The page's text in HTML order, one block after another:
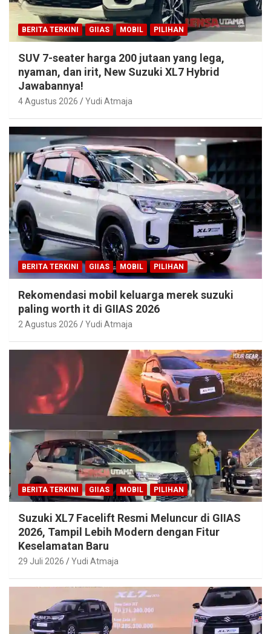
BERITA TERKINI GIIAS MOBIL PILIHAN
SUV 7-seater harga 200 jutaan yang lega,
nyaman, dan irit, New Suzuki XL7 Hybrid
Jawabannya!
4 Agustus 2026 Yudi Atmaja
BERITA TERKINI GIIAS MOBIL PILIHAN
Rekomendasi mobil keluarga merek suzuki
paling worth it di GIIAS 2026
2 Agustus 2026 Yudi Atmaja
BERITA TERKINI GIIAS MOBIL PILIHAN
Suzuki XL7 Facelift Resmi Meluncur di GIIAS
2026, Tampil Lebih Modern dengan Fitur
Keselamatan Baru
29 Juli 2026 Yudi Atmaja